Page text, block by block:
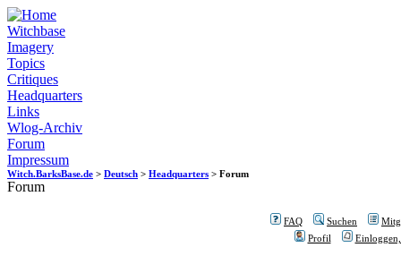
Witchbase
Imagery
Topics
Critiques
Headquarters
Links
Wlog-Archiv
Forum
Impressum
Witch.BarksBase.de > Deutsch > Headquarters > Forum
Forum
FAQ Suchen
Profil